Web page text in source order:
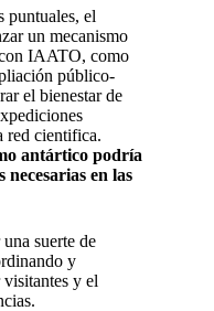
puntuales, el
un mecanismo
IAATO, como
público-
el bienestar de
red cientifica.
antártico podría
en las
suerte de
y
y el